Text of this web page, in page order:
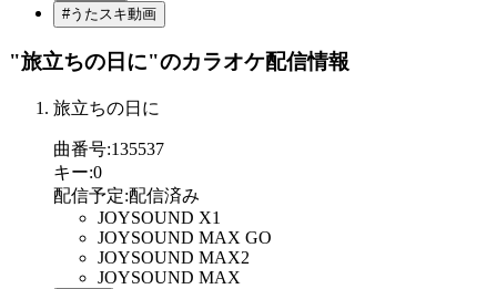
#うたスキ動画
"旅立ちの日に"のカラオケ配信情報
旅立ちの日に
曲番号:135537
キー:0
配信予定:配信済み
JOYSOUND X1
JOYSOUND MAX GO
JOYSOUND MAX2
JOYSOUND MAX